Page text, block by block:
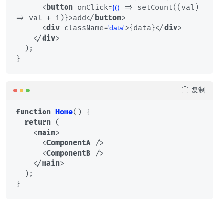
<button onClick={() =>
setCount((val)
=> val + 1)}>add</button>
<div className='data'>{data}</div>
</div>
function Home( ) {
return (
<main>
<ComponentA />
<ComponentB />
</main>
复制